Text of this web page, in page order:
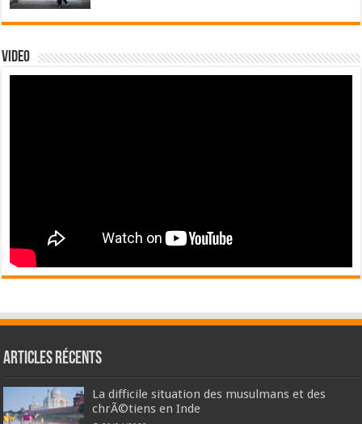
Video
Articles récents
La difficile situation des musulmans et des
chrÃ©tiens en Inde